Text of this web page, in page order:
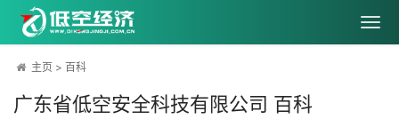
主页 > 百科
广东省低空安全科技有限公司 百科